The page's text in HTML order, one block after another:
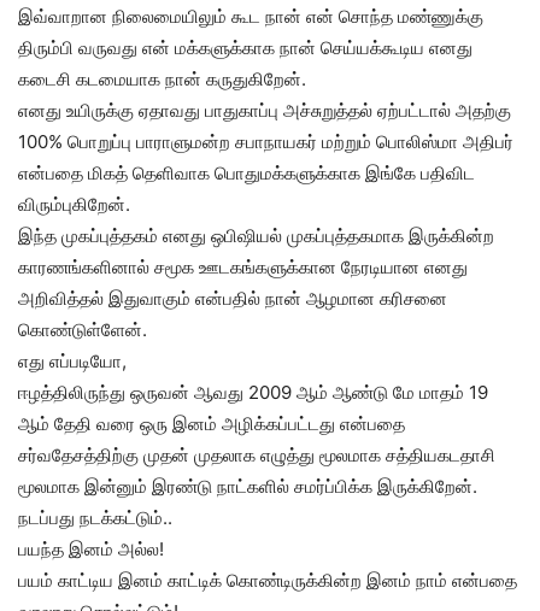
இவ்வாறான நிலைமையிலும் கூட நான் என் சொந்த மண்ணுக்கு
திரும்பி வருவது என் மக்களுக்காக நான் செய்யக்கூடிய எனது
கடைசி கடமையாக நான் கருதுகிறேன்.
எனது உயிருக்கு ஏதாவது பாதுகாப்பு அச்சுறுத்தல் ஏற்பட்டால் அதற்கு
100% பொறுப்பு பாராளுமன்ற சபாநாயகர் மற்றும் பொலிஸ்மா அதிபர்
என்பதை மிகத் தெளிவாக பொதுமக்களுக்காக இங்கே பதிவிட
விரும்புகிறேன்.
இந்த முகப்புத்தகம் எனது ஒபிஷியல் முகப்புத்தகமாக இருக்கின்ற
காரணங்களினால் சமூக ஊடகங்களுக்கான நேரடியான எனது
அறிவித்தல் இதுவாகும் என்பதில் நான் ஆழமான கரிசனை
கொண்டுள்ளேன்.
எது எப்படியோ,
ஈழத்திலிருந்து ஒருவன் ஆவது 2009 ஆம் ஆண்டு மே மாதம் 19
ஆம் தேதி வரை ஒரு இனம் அழிக்கப்பட்டது என்பதை
சர்வதேசத்திற்கு முதன் முதலாக எழுத்து மூலமாக சத்தியகடதாசி
மூலமாக இன்னும் இரண்டு நாட்களில் சமர்ப்பிக்க இருக்கிறேன்.
நடப்பது நடக்கட்டும்..
பயந்த இனம் அல்ல!
பயம் காட்டிய இனம் காட்டிக் கொண்டிருக்கின்ற இனம் நாம் என்பதை